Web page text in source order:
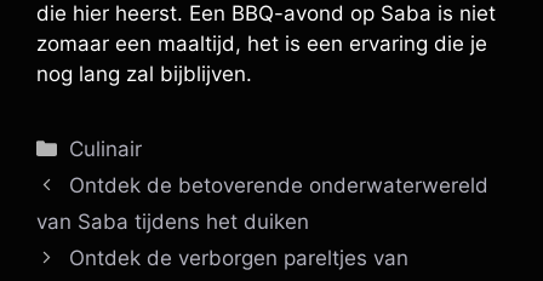
die hier heerst. Een BBQ-avond op Saba is niet
zomaar een maaltijd, het is een ervaring die je
nog lang zal bijblijven.
Categorieën
Culinair
Ontdek de betoverende onderwaterwereld
van Saba tijdens het duiken
Ontdek de verborgen pareltjes van